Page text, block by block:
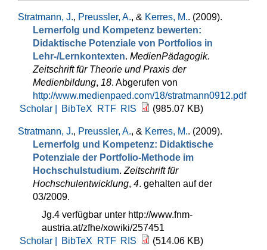
Stratmann, J., Preussler, A., & Kerres, M.. (2009).
Lernerfolg und Kompetenz bewerten:
Didaktische Potenziale von Portfolios in
Lehr-/Lernkontexten. MedienPädagogik.
Zeitschrift für Theorie und Praxis der
Medienbildung, 18. Abgerufen von
http://www.medienpaed.com/18/stratmann0912.pdf
Scholar |
BibTeX RTF RIS (985.07 KB)
Stratmann, J., Preussler, A., & Kerres, M.. (2009).
Lernerfolg und Kompetenz: Didaktische
Potenziale der Portfolio-Methode im
Hochschulstudium. Zeitschrift für
Hochschulentwicklung, 4. gehalten auf der
03/2009.
Jg.4 verfügbar unter http://www.fnm-
austria.at/zfhe/xowiki/257451
Scholar |
BibTeX RTF RIS (514.06 KB)